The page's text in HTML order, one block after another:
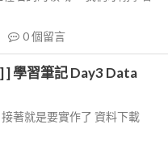
0個留言
學習筆記 Day3 Data
著就是要實作了 資料下載